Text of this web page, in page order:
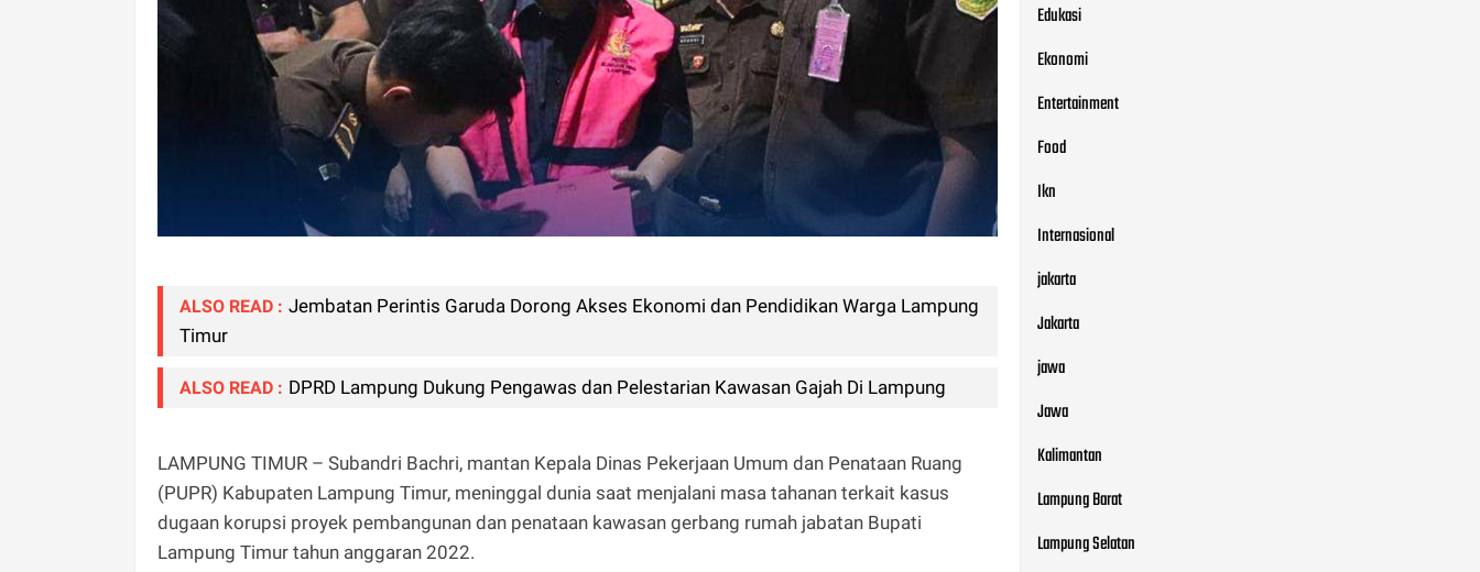
ALSO READ : Jembatan Perintis Garuda Dorong Akses Ekonomi dan Pendidikan Warga Lampung
Timur
ALSO READ : DPRD Lampung Dukung Pengawas dan Pelestarian Kawasan Gajah Di Lampung
LAMPUNG TIMUR – Subandri Bachri, mantan Kepala Dinas Pekerjaan Umum dan Penataan Ruang
(PUPR) Kabupaten Lampung Timur, meninggal dunia saat menjalani masa tahanan terkait kasus
dugaan korupsi proyek pembangunan dan penataan kawasan gerbang rumah jabatan Bupati
Lampung Timur tahun anggaran 2022.
Edukasi
Ekonomi
Entertainment
Food
Ikn
Internasional
jakarta
Jakarta
jawa
Jawa
Kalimantan
Lampung Barat
Lampung Selatan